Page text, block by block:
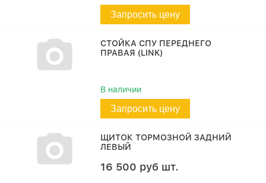
Запросить цену
СТОЙКА СПУ ПЕРЕДНЕГО
ПРАВАЯ (LINK)
В наличии
Запросить цену
ЩИТОК ТОРМОЗНОЙ ЗАДНИЙ
ЛЕВЫЙ
16 500 руб шт.